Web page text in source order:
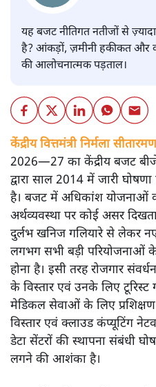
यह बजट नीतिगत नतीजों से
है? आंकड़ों, ज़मीनी हकीकत और
की आलोचनात्मक पड़ताल।
केंद्रीय वित्तमंत्री निर्मला सीतारमण
2026—27 का केंद्रीय बजट
द्वारा साल 2014 में जारी
है। बजट में अधिकांश योजनाओं
अर्थव्यवस्था पर कोई असर
दुर्लभ खनिज गलियारे से लेकर
लगभग सभी बड़ी परियोजनाओं
होना है। इसी तरह रोजगार
के विस्तार एवं उनके लिए टूरिस्ट
मेडिकल सेवाओं के लिए
विस्तार एवं क्लाउड कंप्यूटिंग
डेटा सेंटरों की स्थापना संबंधी
लगने की आशंका है।